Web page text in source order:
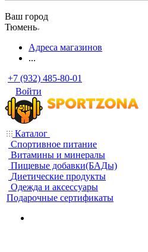
Ваш город
Тюмень
Адреса магазинов
...
+7 (932) 485-80-01
Войти
Каталог
Спортивное питание
Витамины и минералы
Пищевые добавки(БАДы)
Диетические продукты
Одежда и аксессуары
Подарочные сертификаты